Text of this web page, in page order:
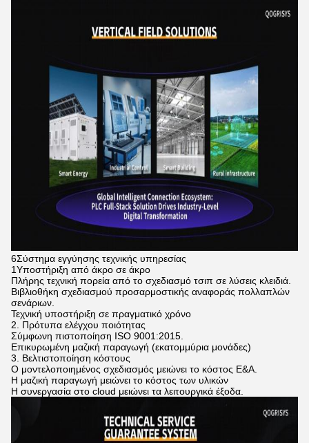
6Σύστημα εγγύησης τεχνικής υπηρεσίας
1Υποστήριξη από άκρο σε άκρο
Πλήρης τεχνική πορεία από το σχεδιασμό τσιπ σε λύσεις κλειδιά.
Βιβλιοθήκη σχεδιασμού προσαρμοστικής αναφοράς πολλαπλών
σενάριων.
Τεχνική υποστήριξη σε πραγματικό χρόνο
2. Πρότυπα ελέγχου ποιότητας
Σύμφωνη πιστοποίηση ISO 9001:2015.
Επικυρωμένη μαζική παραγωγή (εκατομμύρια μονάδες)
3. Βελτιστοποίηση κόστους
Ο μοντελοποιημένος σχεδιασμός μειώνει το κόστος Ε&Α.
Η μαζική παραγωγή μειώνει το κόστος των υλικών
Η συνεργασία στο cloud μειώνει τα λειτουργικά έξοδα.